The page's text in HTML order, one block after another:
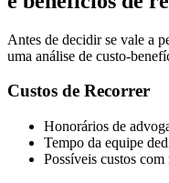
Antes de decidir se vale a
uma análise de custo-
Custos de Recorrer
Honorários de
Tempo da equipe
Possíveis custos